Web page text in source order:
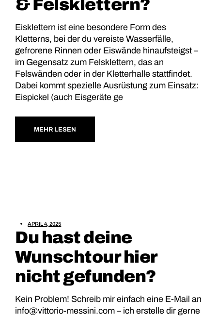
& Felsklettern?
Eisklettern ist eine besondere Form des
Kletterns, bei der du vereiste Wasserfälle,
gefrorene Rinnen oder Eiswände hinaufsteigst –
im Gegensatz zum Felsklettern, das an
Felswänden oder in der Kletterhalle stattfindet.
Dabei kommt spezielle Ausrüstung zum Einsatz:
Eispickel (auch Eisgeräte ge
MEHR LESEN
APRIL 4, 2025
Du hast deine
Wunschtour hier
nicht gefunden?
Kein Problem! Schreib mir einfach eine E-Mail an
info@vittorio-messini.com – ich erstelle dir gerne